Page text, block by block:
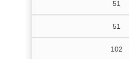
51
51
102